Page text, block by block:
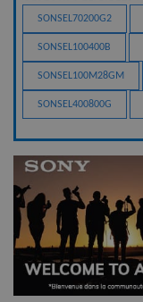
SONSEL70200G2
SONSEL100400B
SONSEL100M28GM
SONSEL400800G